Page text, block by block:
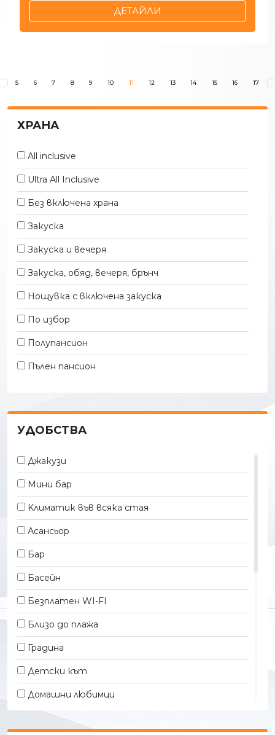
ХРАНА
All inclusive
Ultra All Inclusive
Без включена храна
Закуска
Закуска и вечеря
Закуска, обяд, вечеря, брънч
Нощувка с включена закуска
По избор
Полупансион
Пълен пансион
УДОБСТВА
Джакузи
Мини бар
Kлиматик във всяка стая
Асансьор
Бар
Басейн
Безплатен WI-FI
Близо до плажа
Градина
Детски кът
Домашни любимци
ДЕТАЙЛИ
5 6 7 8 9 10 11(CURRENT)
12 13 14 15 16 17